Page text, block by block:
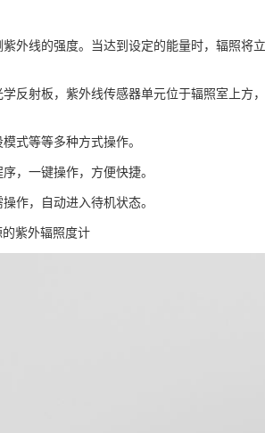
外线的强度。当达到设定的能量时，辐照将
反射板，紫外线传感器单元位于辐照室上方
模式等等多种方式操作。
，一键操作，方便快捷。
作，自动进入待机状态。
紫外辐照度计